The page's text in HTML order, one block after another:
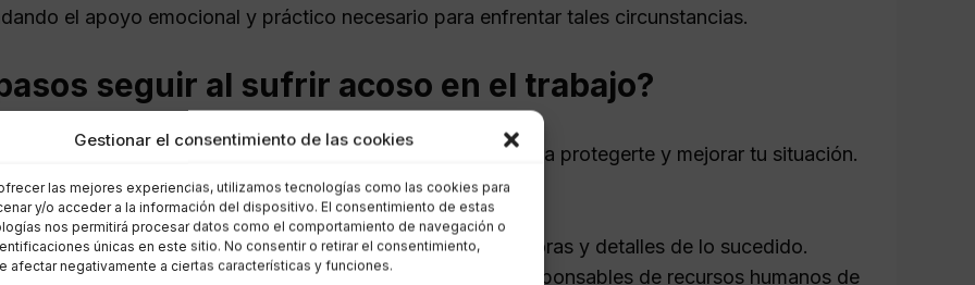
Gestionar el consentimiento de las cookies
las mejores experiencias, utilizamos tecnologías como las cookies para
y/o acceder a la información del dispositivo. El consentimiento de estas
nos permitirá procesar datos como el comportamiento de navegación o
únicas en este sitio. No consentir o retirar el consentimiento,
afectar negativamente a ciertas características y funciones.
el apoyo emocional y práctico necesario para enfrentar tales circunstancias.
seguir al sufrir acoso en el trabajo?
a acoso laboral, es fundamental seguir ciertos pasos para protegerte y mejorar tu situación.
incluyen:
todo: Anotar cada incidente, incluyendo fechas, horas y detalles de lo sucedido.
a recursos humanos:Comunicar la situación a los responsables de recursos humanos de